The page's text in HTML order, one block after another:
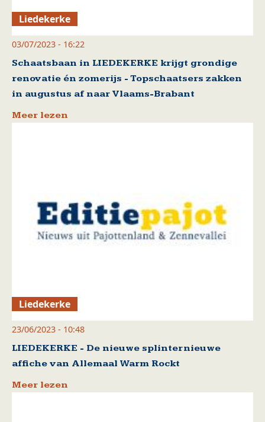
Liedekerke
03/07/2023 - 16:22
Schaatsbaan in LIEDEKERKE krijgt grondige
renovatie én zomerijs - Topschaatsers zakken
in augustus af naar Vlaams-Brabant
Meer lezen
Liedekerke
23/06/2023 - 10:48
LIEDEKERKE - De nieuwe splinternieuwe
affiche van Allemaal Warm Rockt
Meer lezen